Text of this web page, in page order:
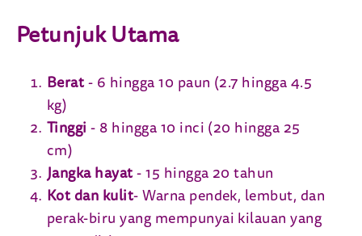
Petunjuk Utama
Berat- 6 hingga 10 paun (2.7 hingga 4.5
kg)
Tinggi- 8 hingga 10 inci (20 hingga 25
cm)
Jangka hayat- 15 hingga 20 tahun
Kot dan kulit- Warna pendek, lembut, dan
perak-biru yang mempunyai kilauan yang